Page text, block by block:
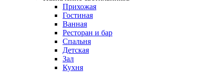
Прихожая
Гостиная
Ванная
Ресторан и бар
Спальня
Детская
Зал
Кухня